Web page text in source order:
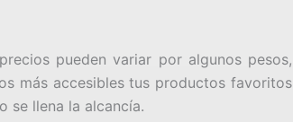
pueden variar por algunos pesos,
más accesibles tus productos favoritos
se llena la alcancía.